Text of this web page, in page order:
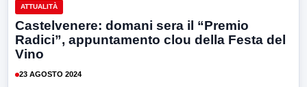
ATTUALITÀ
Castelvenere: domani sera il “Premio
Radici”, appuntamento clou della Festa del
Vino
23 AGOSTO 2024